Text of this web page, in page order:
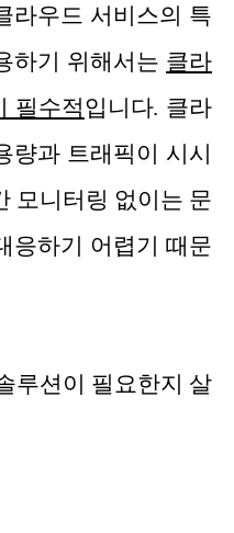
라우드 서비스의 특
하기 위해서는 클라
필수적입니다. 클라
량과 트래픽이 시시
모니터링 없이는 문
응하기 어렵기 때문
루션이 필요한지 살